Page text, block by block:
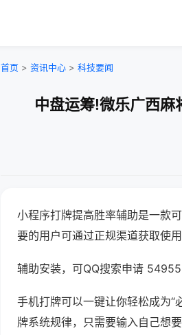
首页 > 资讯中心 > 科技要闻
中盘运筹!微乐广西麻
小程序打牌提高胜率辅助是一款
要的用户可通过正规渠道获取使用
辅助安装，可QQ搜索申请
手机打牌可以一键让你轻松成为“
牌系统规律，只需要输入自己想